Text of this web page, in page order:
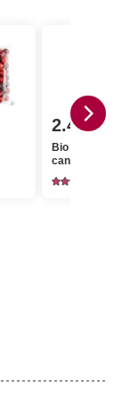
2.40
Bio Bâtons de
cannelle